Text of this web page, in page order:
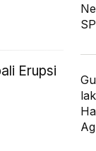
Erupsi